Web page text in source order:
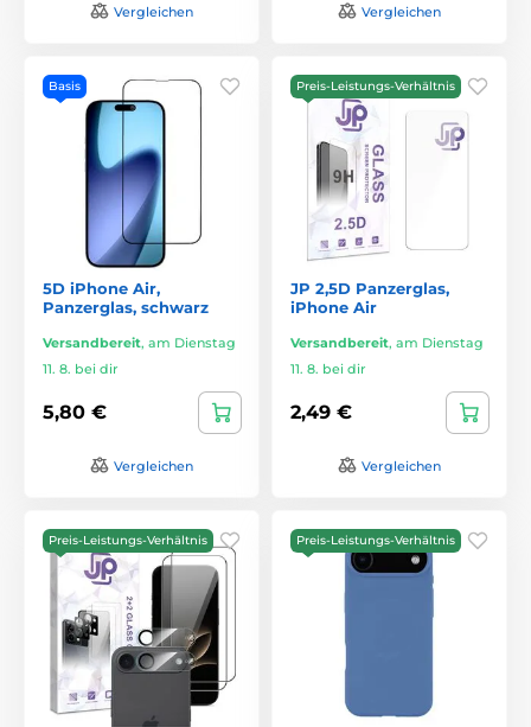
Vergleichen Vergleichen
Basis
5D iPhone Air,
Panzerglas, schwarz
Versandbereit, am Dienstag
11. 8. bei dir
5,80 €
Vergleichen
Preis-Leistungs-Verhältnis
JP 2,5D Panzerglas,
iPhone Air
Versandbereit, am Dienstag
11. 8. bei dir
2,49 €
Vergleichen
Preis-Leistungs-Verhältnis Preis-Leistungs-Verhältnis